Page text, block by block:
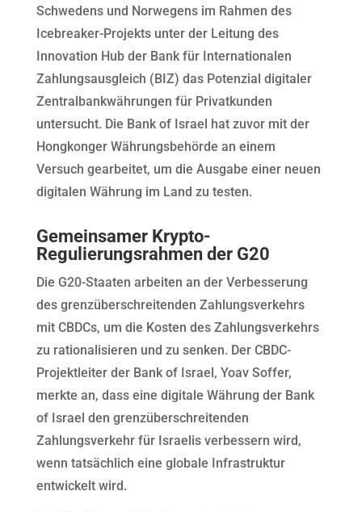
Schwedens und Norwegens im Rahmen des
Icebreaker-Projekts unter der Leitung des
Innovation Hub der Bank für Internationalen
Zahlungsausgleich (BIZ) das Potenzial digitaler
Zentralbankwährungen für Privatkunden
untersucht. Die Bank of Israel hat zuvor mit der
Hongkonger Währungsbehörde an einem
Versuch gearbeitet, um die Ausgabe einer neuen
digitalen Währung im Land zu testen.
Gemeinsamer Krypto-
Regulierungsrahmen der G20
Die G20-Staaten arbeiten an der Verbesserung
des grenzüberschreitenden Zahlungsverkehrs
mit CBDCs, um die Kosten des Zahlungsverkehrs
zu rationalisieren und zu senken. Der CBDC-
Projektleiter der Bank of Israel, Yoav Soffer,
merkte an, dass eine digitale Währung der Bank
of Israel den grenzüberschreitenden
Zahlungsverkehr für Israelis verbessern wird,
wenn tatsächlich eine globale Infrastruktur
entwickelt wird.